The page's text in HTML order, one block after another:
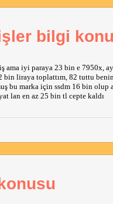
bilgi konu
ama iyi paraya 23 bin e 7950x,
liraya toplattım, 82 tuttu
bu marka için ssdm 16 bin olup
lan en az 25 bin tl cepte kaldı